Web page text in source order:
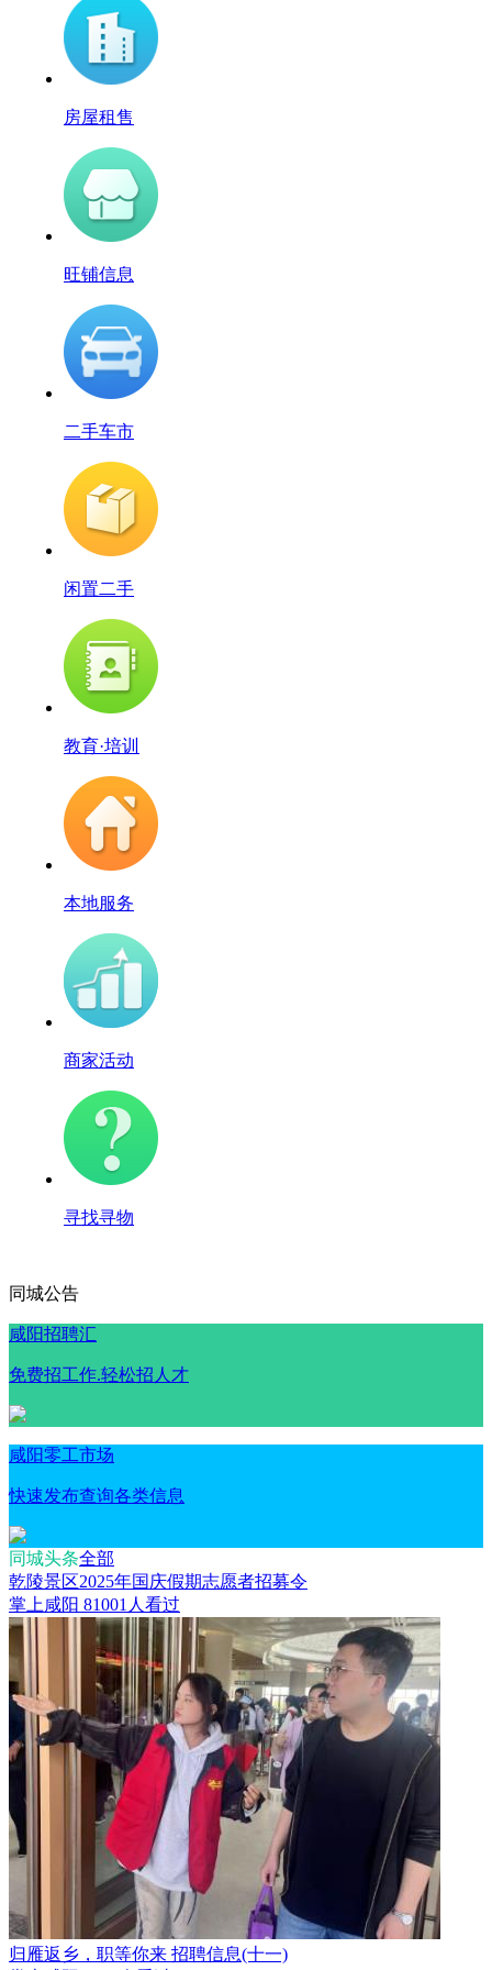
房屋租售
旺铺信息
二手车市
闲置二手
教育·培训
本地服务
商家活动
寻找寻物
同城公告
咸阳招聘汇
免费招工作.轻松招人才
咸阳零工市场
快速发布查询各类信息
同城头条全部
乾陵景区2025年国庆假期志愿者招募令
掌上咸阳 81001人看过
归雁返乡，职等你来 招聘信息(十一)